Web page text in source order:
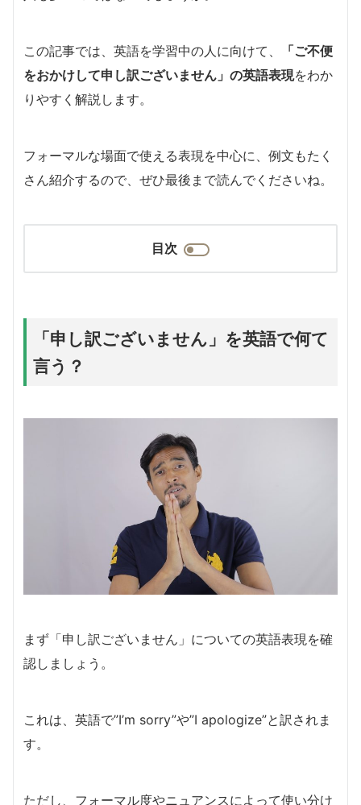
この記事では、英語を学習中の人に向けて、
「ご不便
をおかけして申し訳ございません」の英語表現をわか
りやすく解説します。
フォーマルな場面で使える表現を中心に、例文もたく
さん紹介するので、ぜひ最後まで読んでくださいね。
目次
「申し訳ございません」を英語で何て
言う？
まず「申し訳ございません」についての英語表現を確
認しましょう。
これは、英語で”I’m sorry”や”I apologize”と訳されま
す。
ただし、フォーマル度やニュアンスによって使い分け